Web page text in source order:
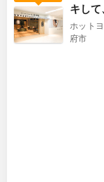
キして
ホット
府市